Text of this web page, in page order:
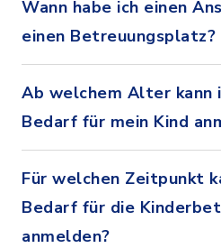
Wann habe ich einen
einen Betreuungsplatz?
Ab welchem Alter kann
Bedarf für mein Kind
Für welchen Zeitpunkt
Bedarf für die
anmelden?